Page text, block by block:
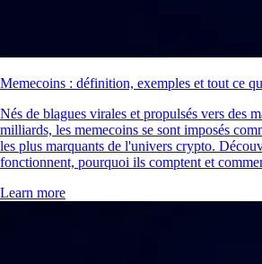
Memecoins : définition, exemples et tout ce
Nés de blagues virales et propulsés vers des
milliards, les memecoins se sont imposés
les plus marquants de l'univers crypto.
fonctionnent, pourquoi ils comptent et
Learn more